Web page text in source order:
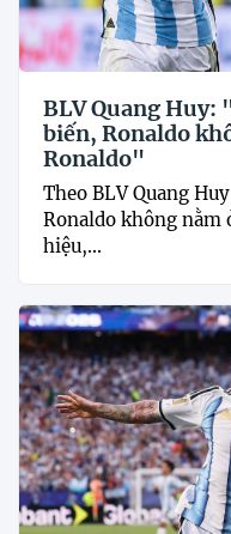
BLV Quang Huy:
biến, Ronaldo
Ronaldo"
Theo BLV Quang
Ronaldo không nằm
hiệu,...